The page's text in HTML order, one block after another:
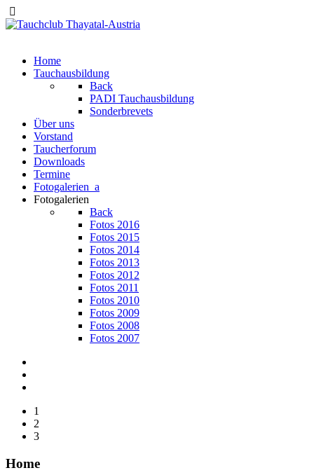
Home
Tauchausbildung
Back
PADI Tauchausbildung
Sonderbrevets
Über uns
Vorstand
Taucherforum
Downloads
Termine
Fotogalerien_a
Fotogalerien
Back
Fotos 2016
Fotos 2015
Fotos 2014
Fotos 2013
Fotos 2012
Fotos 2011
Fotos 2010
Fotos 2009
Fotos 2008
Fotos 2007
1
2
3
Home